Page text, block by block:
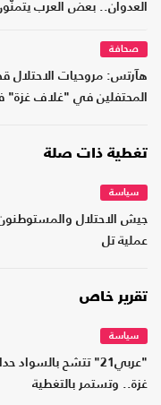
العدوان.. بعض العرب
صحافة
هآرتس: مروحيات
المحتفلين في "غلاف غزة" في 7
تغطية ذات صلة
سياسة
جيش الاحتلال
عملية تل
تقرير خاص
سياسة
"عربي21" تتشح
غزة.. وتستمر بالتغطية